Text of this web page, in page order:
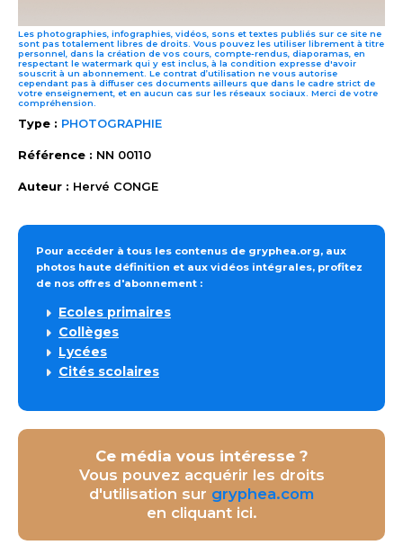
Les photographies, infographies, vidéos, sons et textes publiés sur ce site ne
sont pas totalement libres de droits. Vous pouvez les utiliser librement à titre
personnel, dans la création de vos cours, compte-rendus, diaporamas, en
respectant le watermark qui y est inclus, à la condition expresse d'avoir
souscrit à un abonnement. Le contrat d’utilisation ne vous autorise
cependant pas à diffuser ces documents ailleurs que dans le cadre strict de
votre enseignement, et en aucun cas sur les réseaux sociaux. Merci de votre
compréhension.
Type : PHOTOGRAPHIE
Référence : NN 00110
Auteur : Hervé CONGE
Pour accéder à tous les contenus de gryphea.org, aux
photos haute définition et aux vidéos intégrales, profitez
de nos offres d'abonnement :
Ecoles primaires
Collèges
Lycées
Cités scolaires
Ce média vous intéresse ?
Vous pouvez acquérir les droits
d'utilisation sur gryphea.com
en cliquant ici.